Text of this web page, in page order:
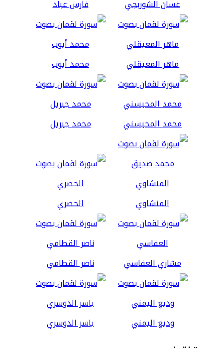
غسان الشوربجي فارس عباد
ماهر المعيقلي محمد أيوب
محمد المحيسني محمد جبريل
المنشاوي الحصري
مشاري العفاسي ناصر القطامي
وديع اليمني ياسر الدوسري